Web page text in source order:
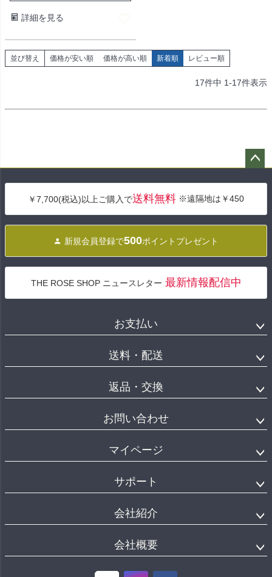
詳細を見る
並び替え 価格が安い順 価格が高い順 新着順 レビュー順
17件中 1-17件表示
へ
￥7,700(税込)以上ご購入で送料無料 ※遠隔地は￥450
新規会員登録で500ポイントプレゼント
THE ROSE SHOP ニュースレター 最新情報配信中
お支払い
送料・配送
返品・交換
お問い合わせ
マイページ
サポート
会社紹介
会社概要